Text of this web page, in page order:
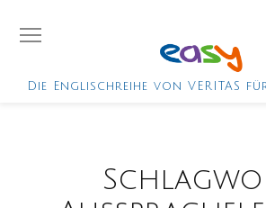
Die Englischreihe von VERITAS